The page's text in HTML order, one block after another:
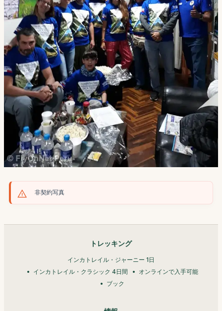
非契約写真
トレッキング
インカトレイル・ジャーニー 1日
インカトレイル・クラシック 4日間
オンラインで入手可能
ブック